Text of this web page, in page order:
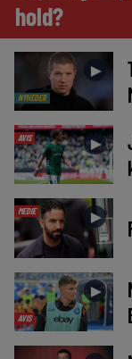
hold?
NYHEDER
►
AVIS ►
MEDIE ►
AVIS
►